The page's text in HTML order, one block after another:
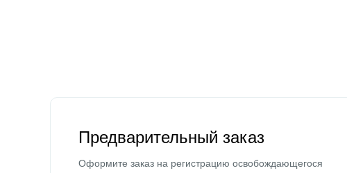
Предварительный заказ
Оформите заказ на регистрацию освобождающегося